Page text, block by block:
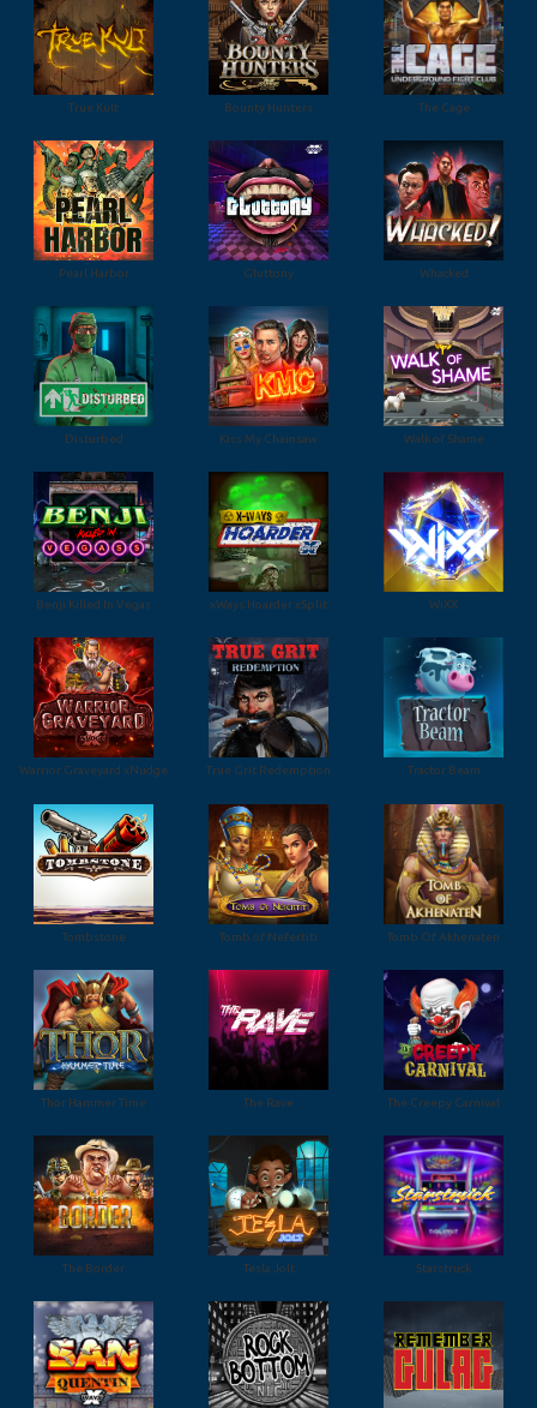
True Kult Bounty Hunters The Cage
Pearl Harbor Gluttony Whacked
Disturbed Kiss My Chainsaw Walk of Shame
Benji Killed In Vegas xWays Hoarder xSplit WiXX
Warrior Graveyard xNudge True Grit Redemption Tractor Beam
Tombstone Tomb of Nefertiti Tomb Of Akhenaten
Thor Hammer Time The Rave The Creepy Carnival
The Border Tesla Jolt Starstruck